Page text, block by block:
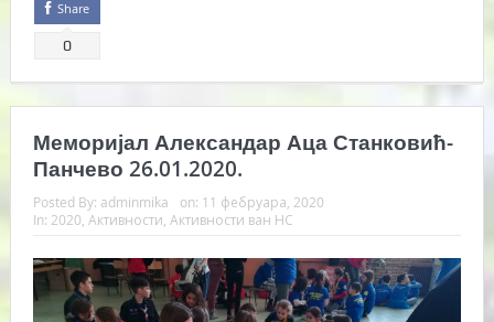
Share
0
Меморијал Александар Аца Станковић-
Панчево 26.01.2020.
Posted By: adminmika on: 11 фебруара, 2020
In: 2020 Активности Активности ван НС